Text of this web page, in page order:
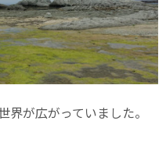
が広がっていました。